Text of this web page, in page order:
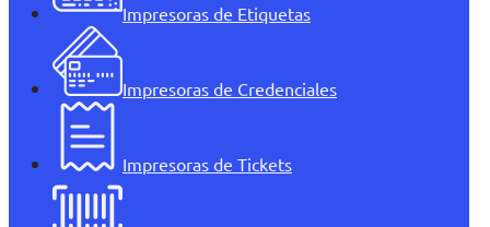
Impresoras de Etiquetas
Impresoras de Credenciales
Impresoras de Tickets